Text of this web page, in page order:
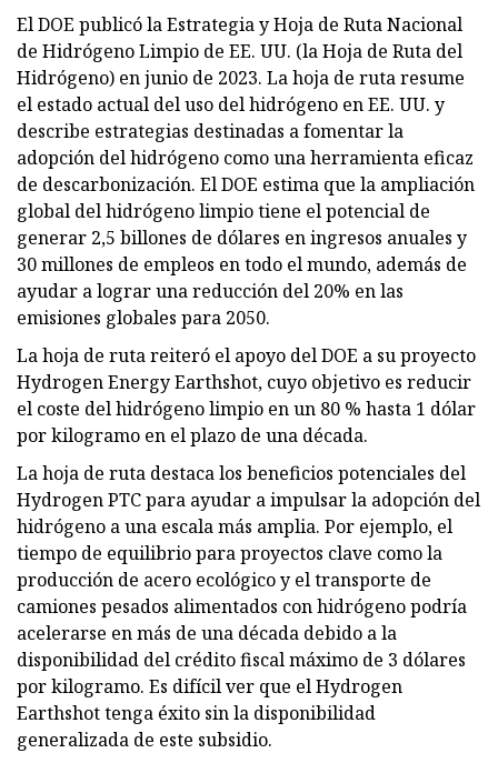
El DOE publicó la Estrategia y Hoja de Ruta Nacional
de Hidrógeno Limpio de EE. UU. (la Hoja de Ruta del
Hidrógeno) en junio de 2023. La hoja de ruta resume
el estado actual del uso del hidrógeno en EE. UU. y
describe estrategias destinadas a fomentar la
adopción del hidrógeno como una herramienta eficaz
de descarbonización. El DOE estima que la ampliación
global del hidrógeno limpio tiene el potencial de
generar 2,5 billones de dólares en ingresos anuales y
30 millones de empleos en todo el mundo, además de
ayudar a lograr una reducción del 20% en las
emisiones globales para 2050.
La hoja de ruta reiteró el apoyo del DOE a su proyecto
Hydrogen Energy Earthshot, cuyo objetivo es reducir
el coste del hidrógeno limpio en un 80 % hasta 1 dólar
por kilogramo en el plazo de una década.
La hoja de ruta destaca los beneficios potenciales del
Hydrogen PTC para ayudar a impulsar la adopción del
hidrógeno a una escala más amplia. Por ejemplo, el
tiempo de equilibrio para proyectos clave como la
producción de acero ecológico y el transporte de
camiones pesados ​​alimentados con hidrógeno podría
acelerarse en más de una década debido a la
disponibilidad del crédito fiscal máximo de 3 dólares
por kilogramo. Es difícil ver que el Hydrogen
Earthshot tenga éxito sin la disponibilidad
generalizada de este subsidio.